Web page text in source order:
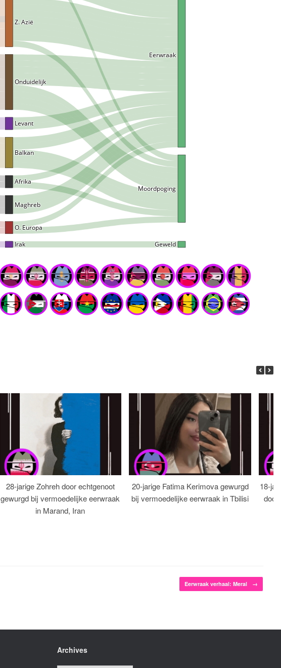
28-jarige Zohreh door echtgenoot
gewurgd bij vermoedelijke eerwraak
in Marand, Iran
20-jarige Fatima Kerimova gewurgd
bij vermoedelijke eerwraak in Tbilisi
18-
Eerwraak verhaal: Meral →
Archives